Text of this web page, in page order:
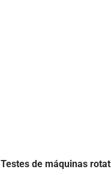
Testes de máquinas